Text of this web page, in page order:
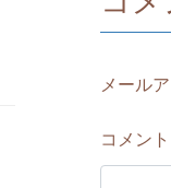
メール
コメント